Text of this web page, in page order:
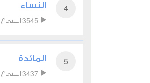
4 النساء
3545 استماع
5 المائدة
3437 استماع